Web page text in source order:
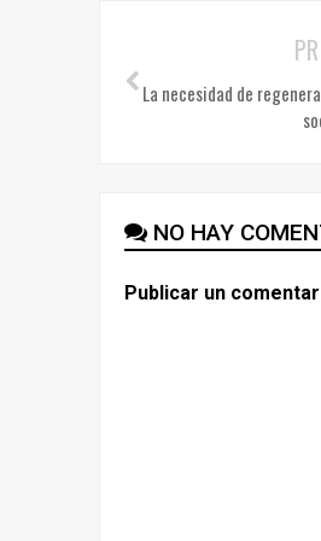
La necesidad de
NO HAY
Publicar un